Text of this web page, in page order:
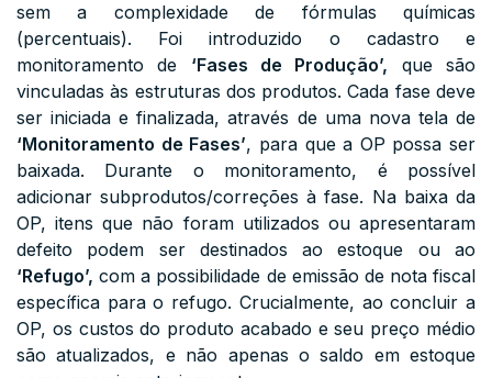
sem a complexidade de fórmulas químicas
(percentuais). Foi introduzido o cadastro e
monitoramento de ‘Fases de Produção’, que são
vinculadas às estruturas dos produtos. Cada fase deve
ser iniciada e finalizada, através de uma nova tela de
‘Monitoramento de Fases’, para que a OP possa ser
baixada. Durante o monitoramento, é possível
adicionar subprodutos/correções à fase. Na baixa da
OP, itens que não foram utilizados ou apresentaram
defeito podem ser destinados ao estoque ou ao
‘Refugo’, com a possibilidade de emissão de nota fiscal
específica para o refugo. Crucialmente, ao concluir a
OP, os custos do produto acabado e seu preço médio
são atualizados, e não apenas o saldo em estoque